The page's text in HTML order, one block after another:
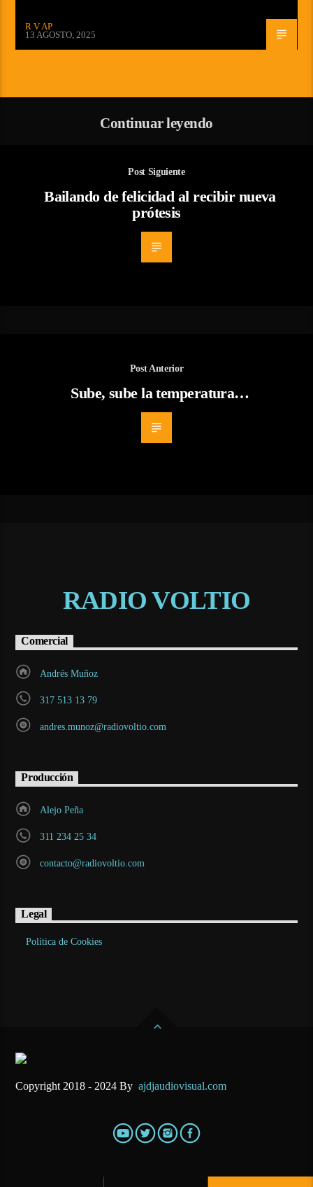
R V AP
13 AGOSTO, 2025
Continuar leyendo
Post Siguiente
Bailando de felicidad al recibir nueva
prótesis
Post Anterior
Sube, sube la temperatura…
RADIO VOLTIO
Comercial
Andrés Muñoz
317 513 13 79
andres.munoz@radiovoltio.com
Producción
Alejo Peña
311 234 25 34
contacto@radiovoltio.com
Legal
Política de Cookies
Copyright 2018 - 2024 Byajdjaudiovisual.com